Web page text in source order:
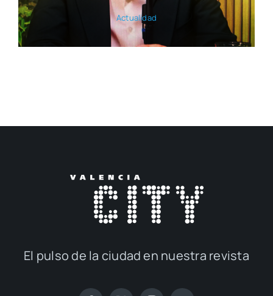
Actua­li­dad
El pul­so de la ciu­dad en nues­tra revis­ta